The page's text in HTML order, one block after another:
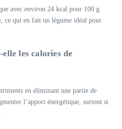
avec environ 24 kcal pour 100 g
ce qui en fait un légume idéal pour
les calories de
en éliminant une partie de
l’apport énergétique, surtout si